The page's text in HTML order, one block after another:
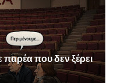
που δεν ξέρει